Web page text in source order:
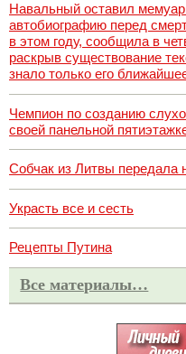
Навальный оставил
автобиографию перед
в этом году, сообщила в
раскрыв существование
знало только его
Чемпион по созданию
своей панельной
Собчак из Литвы передала
Украсть все и сесть
Рецепты Путина
Все материалы…